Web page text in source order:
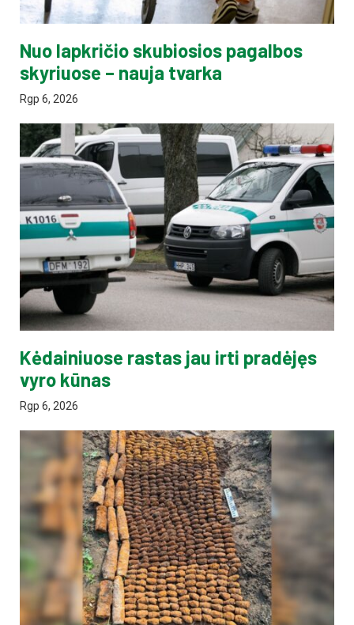
Nuo lapkričio skubiosios pagalbos
skyriuose – nauja tvarka
Rgp 6, 2026
Kėdainiuose rastas jau irti pradėjęs
vyro kūnas
Rgp 6, 2026